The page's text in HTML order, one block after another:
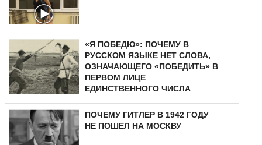
«Я ПОБЕДЮ»: ПОЧЕМУ В
РУССКОМ ЯЗЫКЕ НЕТ СЛОВА,
ОЗНАЧАЮЩЕГО «ПОБЕДИТЬ» В
ПЕРВОМ ЛИЦЕ
ЕДИНСТВЕННОГО ЧИСЛА
ПОЧЕМУ ГИТЛЕР В 1942 ГОДУ
НЕ ПОШЕЛ НА МОСКВУ